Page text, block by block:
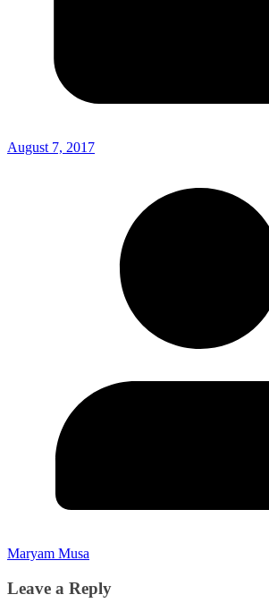
August 7, 2017
Maryam Musa
Leave a Reply